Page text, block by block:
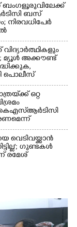
ബംഗളൂരുവിലേക്ക്
ബസ്
നിരവധിപേർ
മ്യൂൾ അക്കൗണ്ട്
പൊലീസ്
ഒറ്റ
ഗുണ്ടകൾ
രമേശ്